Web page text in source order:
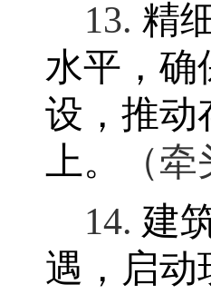
13. 精
水平 ， 确
设，推动
上。
（
14. 建
遇，启动